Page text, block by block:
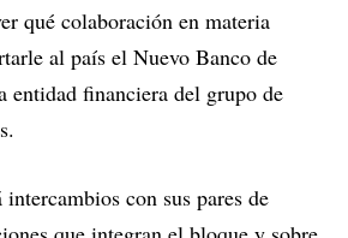
qué colaboración en materia
al país el Nuevo Banco de
financiera del grupo de
con sus pares de